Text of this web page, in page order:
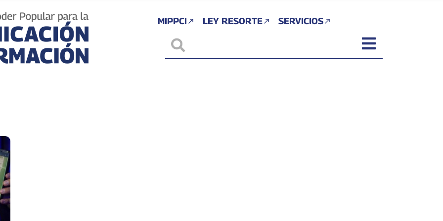
MIPPCI LEY RESORTE SERVICIOS